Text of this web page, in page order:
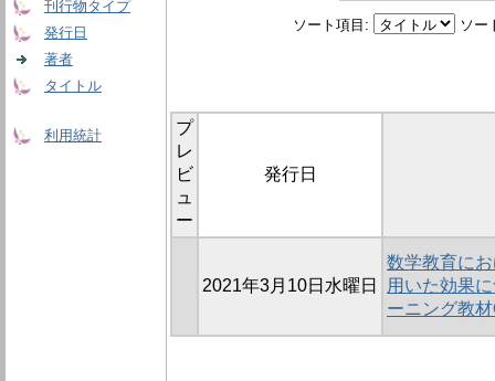
刊行物タイプ
発行日
著者
タイトル
利用統計
ソート項目: ソー
プ
レ
ビ
ュ
ー
発行日
2021年3月10日水曜日
数学教育に
用いた効果
ーニング教